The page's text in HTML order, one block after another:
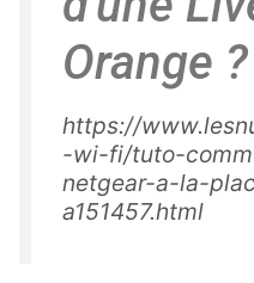
Orange ?
https://
-wi-fi/tuto-
netgear-a-la-
a151457.html